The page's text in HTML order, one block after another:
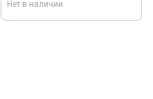
Нет в наличии